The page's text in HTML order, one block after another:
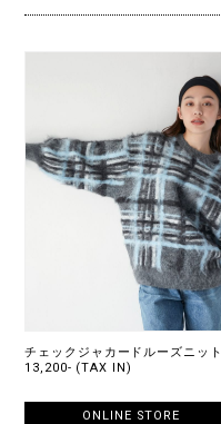
チェックジャカードルーズニット
13,200- (TAX IN)
ONLINE STORE